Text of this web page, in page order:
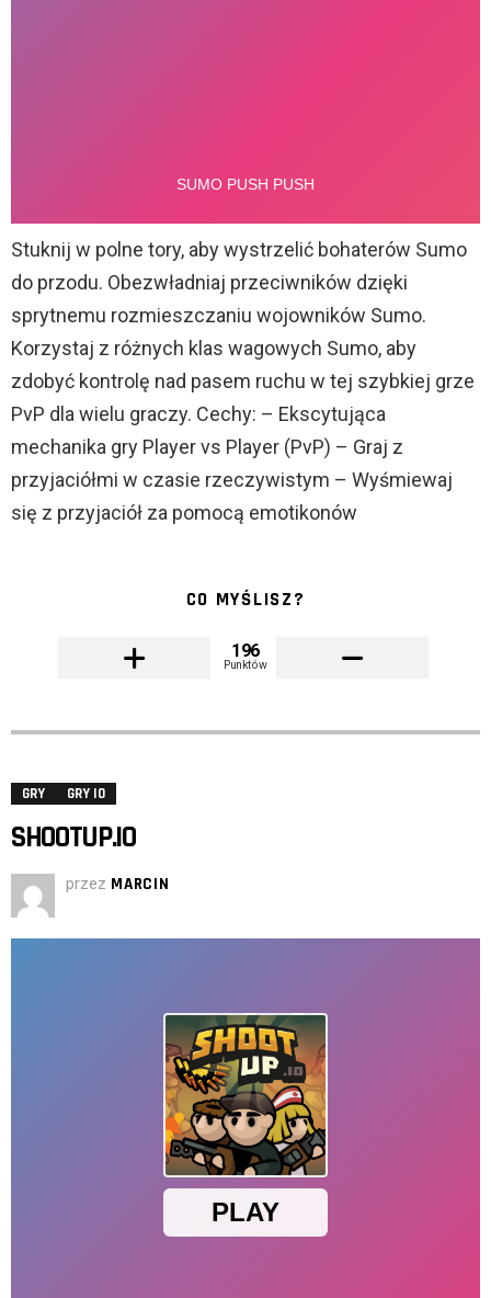
Stuknij w polne tory, aby wystrzelić bohaterów Sumo
do przodu. Obezwładniaj przeciwników dzięki
sprytnemu rozmieszczaniu wojowników Sumo.
Korzystaj z różnych klas wagowych Sumo, aby
zdobyć kontrolę nad pasem ruchu w tej szybkiej grze
PvP dla wielu graczy. Cechy: – Ekscytująca
mechanika gry Player vs Player (PvP) – Graj z
przyjaciółmi w czasie rzeczywistym – Wyśmiewaj
się z przyjaciół za pomocą emotikonów
CO MYŚLISZ?
196
Punktów
GRY GRY IO
SHOOTUP.IO
przez MARCIN